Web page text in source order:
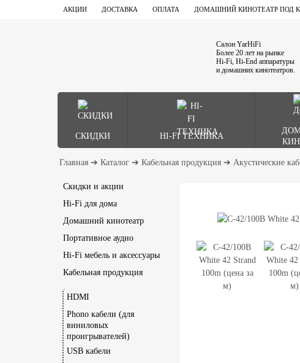
АКЦИИ ДОСТАВКА ОПЛАТА ДОМАШНИЙ КИНОТЕАТР ПОД
Салон YarHiFi
Более 20 лет на рынке
Hi-Fi, Hi-End аппаратуры
и домашних кинотеатров.
СКИДКИ HI-FI ТЕХНИКА
Главная ➔ Каталог ➔ Кабельная продукция ➔ Акустические
Скидки и акции
Hi-Fi для дома
Домашний кинотеатр
Портативное аудио
Hi-Fi мебель и аксессуары
Кабельная продукция
HDMI
Phono кабели (для
виниловых
проигрывателей)
USB кабели